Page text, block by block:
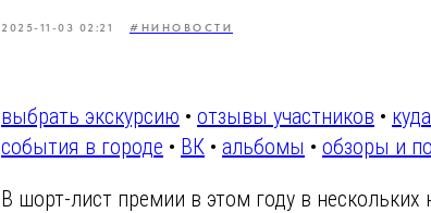
2025-11-03 02:21 #НИНОВОСТИ
выбрать экскурсию • отзывы участников •
события в городе • ВК • альбомы • обзоры и
В шорт-лист премии в этом году в